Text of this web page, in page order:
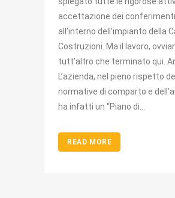
accettazione dei conferimenti
all’interno dell’impianto della
Costruzioni. Ma il lavoro,
tutt’altro che terminato qui.
L’azienda, nel pieno rispetto
normative di comparto e
ha infatti un “Piano di...
READ MORE